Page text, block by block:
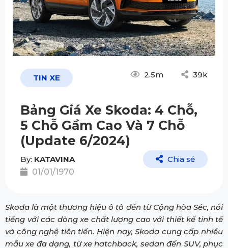
TIN XE 2.5m 39k
Bảng Giá Xe Skoda: 4 Chỗ,
5 Chỗ Gầm Cao Và 7 Chỗ
(Update 6/2024)
By: KATAVINA
01/01/1970
Chia sẻ
Skoda là một thương hiệu ô tô đến từ Cộng hòa Séc, nổi
tiếng với các dòng xe chất lượng cao với thiết kế tinh tế
và công nghệ tiên tiến. Hiện nay, Skoda cung cấp nhiều
mẫu xe đa dạng, từ xe hatchback, sedan đến SUV, phục